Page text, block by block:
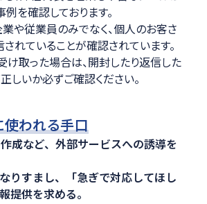
を確認しております。
や従業員のみでなく、個人のお客さ
れていることが確認されています。
け取った場合は、開封したり返信した
しいか必ずご確認ください。
われる手口
成など、外部サービスへの誘導を
りすまし、「急ぎで対応してほし
提供を求める。